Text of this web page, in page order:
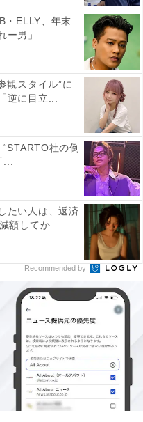
・ELLY、年末
ー男」...
観スタイル”に
逆に目立...
社の倒
...
たい人は、返済
額してか...
Recommended by